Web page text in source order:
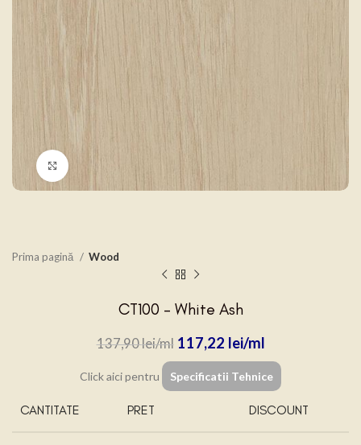
Prima pagină Wood
CT100 – White Ash
137,90lei 117,22 lei
Click aici pentru Specificatii Tehnice
CANTITATE PRET DISCOUNT